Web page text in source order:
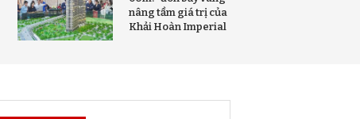
nâng tầm giá trị của
Khải Hoàn Imperial